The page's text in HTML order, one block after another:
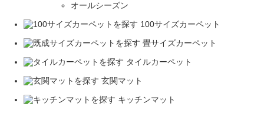
オールシーズン
100サイズカーペット
畳サイズカーペット
タイルカーペット
玄関マット
キッチンマット